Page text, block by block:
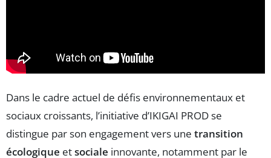
Dans le cadre actuel de défis environnementaux et
sociaux croissants, l’initiative d’IKIGAI PROD se
distingue par son engagement vers une transition
écologique etsociale innovante, notamment par le